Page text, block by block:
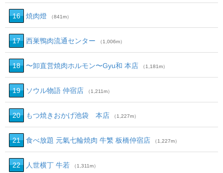
16 焼肉燈 （841m）
17 西巣鴨肉流通センター （1,006m）
18 〜卸直営焼肉ホルモン〜Gyu和 本店 （1,181m）
19 ソウル物語 仲宿店 （1,211m）
20 もつ焼きおかげ池袋 本店 （1,227m）
21 食べ放題 元氣七輪焼肉 牛繁 板橋仲宿店 （1,227m）
22 人世横丁 牛若 （1,311m）